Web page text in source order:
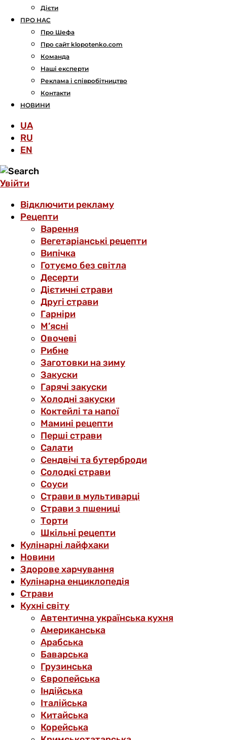
Дієти
ПРО НАС
Про Шефа
Про сайт klopotenko.com
Команда
Наші експерти
Реклама і співробітництво
Контакти
НОВИНИ
UA
RU
EN
Увійти
Відключити рекламу
Рецепти
Варення
Вегетаріанські рецепти
Випічка
Готуємо без світла
Десерти
Дієтичні страви
Другі страви
Гарніри
М’ясні
Овочеві
Рибне
Заготовки на зиму
Закуски
Гарячі закуски
Холодні закуски
Коктейлі та напої
Мамині рецепти
Перші страви
Салати
Сендвічі та бутерброди
Солодкі страви
Соуси
Страви в мультиварці
Страви з пшениці
Торти
Шкільні рецепти
Кулінарні лайфхаки
Новини
Здорове харчування
Кулінарна енциклопедія
Страви
Кухні світу
Автентична українська кухня
Американська
Арабська
Баварська
Грузинська
Європейська
Індійська
Італійська
Китайська
Корейська